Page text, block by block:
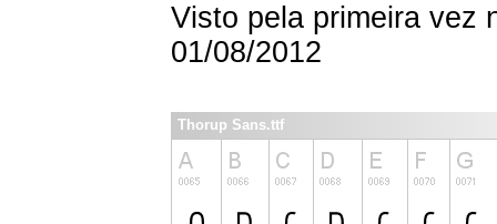
Visto pela primeira vez
01/08/2012
Thorup Sans.ttf